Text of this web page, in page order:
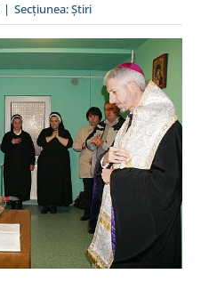
| Secțiunea:Ştiri